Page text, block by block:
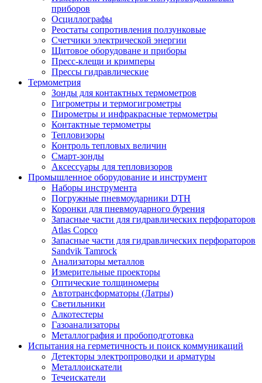
приборов
Осциллографы
Реостаты сопротивления ползунковые
Счетчики электрической энергии
Щитовое оборудоване и приборы
Пресс-клещи и кримперы
Прессы гидравлические
Термометрия
Зонды для контактных термометров
Гигрометры и термогигрометры
Пирометры и инфракрасные термометры
Контактные термометры
Тепловизоры
Контроль тепловых величин
Смарт-зонды
Аксессуары для тепловизоров
Промышленное оборудование и инструмент
Наборы инструмента
Погружные пневмоударники DTH
Коронки для пневмоударного бурения
Запасные части для гидравлических перфораторов
Atlas Copco
Запасные части для гидравлических перфораторов
Sandvik Tamrock
Анализаторы металлов
Измерительные проекторы
Оптические толщиномеры
Автотрансформаторы (Латры)
Светильники
Алкотестеры
Газоанализаторы
Металлография и пробоподготовка
Испытания на герметичность и поиск коммуникаций
Детекторы электропроводки и арматуры
Металлоискатели
Течеискатели